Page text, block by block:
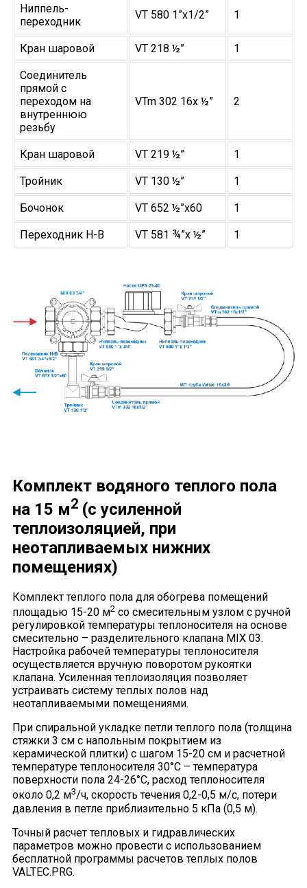
Ниппель-
переходник
VT 580 1”х1/2” 1
Кран шаровой VT 218 ½” 1
Соединитель
прямой с
переходом на
внутреннюю
резьбу
VTm 302 16х ½” 2
Кран шаровой VT 219 ½” 1
Тройник VT 130 ½” 1
Бочонок VT 652 ½”х60 1
Переходник Н-В VT 581 ¾”х ½” 1
Комплект водяного теплого пола
на 15 м2(с усиленной
теплоизоляцией, при
неотапливаемых нижних
помещениях)
Комплект теплого пола для обогрева помещений
площадью 15-20 м2со смесительным узлом с ручной
регулировкой температуры теплоносителя на основе
смесительно – разделительного клапана MIX 03.
Настройка рабочей температуры теплоносителя
осуществляется вручную поворотом рукоятки
клапана. Усиленная теплоизоляция позволяет
устраивать систему теплых полов над
неотапливаемыми помещениями.
При спиральной укладке петли теплого пола (толщина
стяжки 3 см с напольным покрытием из
керамической плитки) с шагом 15-20 см и расчетной
температуре теплоносителя 30°С – температура
поверхности пола 24-26°С, расход теплоносителя
около 0,2 м3/ч, скорость течения 0,2-0,5 м/с, потери
давления в петле приблизительно 5 кПа (0,5 м).
Точный расчет тепловых и гидравлических
параметров можно провести с использованием
бесплатной программы расчетов теплых полов
VALTEC.PRG.